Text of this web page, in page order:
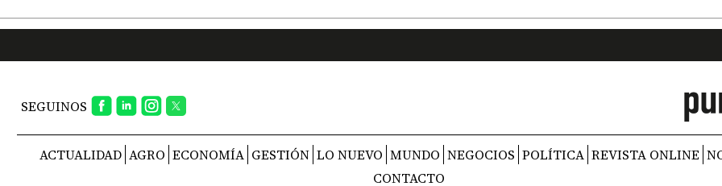
SEGUINOS
ACTUALIDAD AGRO ECONOMÍA GESTIÓN LO NUEVO MUNDO NEGOCIOS POLÍTICA REVISTA ONLINE
CONTACTO